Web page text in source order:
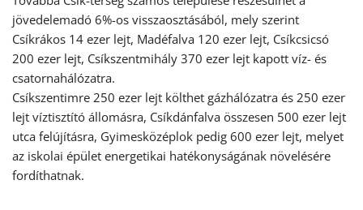
jövedelemadó 6%-os visszaosztásából, mely szerint
Csíkrákos 14 ezer lejt, Madéfalva 120 ezer lejt, Csíkcsicsó
200 ezer lejt, Csíkszentmihály 370 ezer lejt kapott víz- és
csatornahálózatra.
Csíkszentimre 250 ezer lejt költhet gázhálózatra és 250 ezer
lejt víztisztító állomásra, Csíkdánfalva összesen 500 ezer lejt
utca felújításra, Gyimesközéplok pedig 600 ezer lejt, melyet
az iskolai épület energetikai hatékonyságának növelésére
fordíthatnak.